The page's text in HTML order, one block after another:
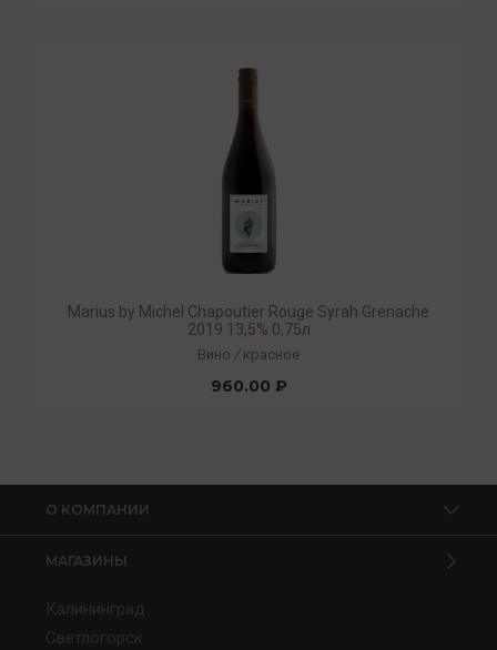
Marius by Michel Chapoutier Rouge Syrah Grenache
2019 13,5% 0,75л
Вино / красное
960.00 ₽
О КОМПАНИИ
МАГАЗИНЫ
Калининград
Светлогорск